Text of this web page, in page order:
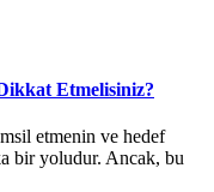
Etmelisiniz?
etmenin ve hedef
bir yoludur. Ancak, bu